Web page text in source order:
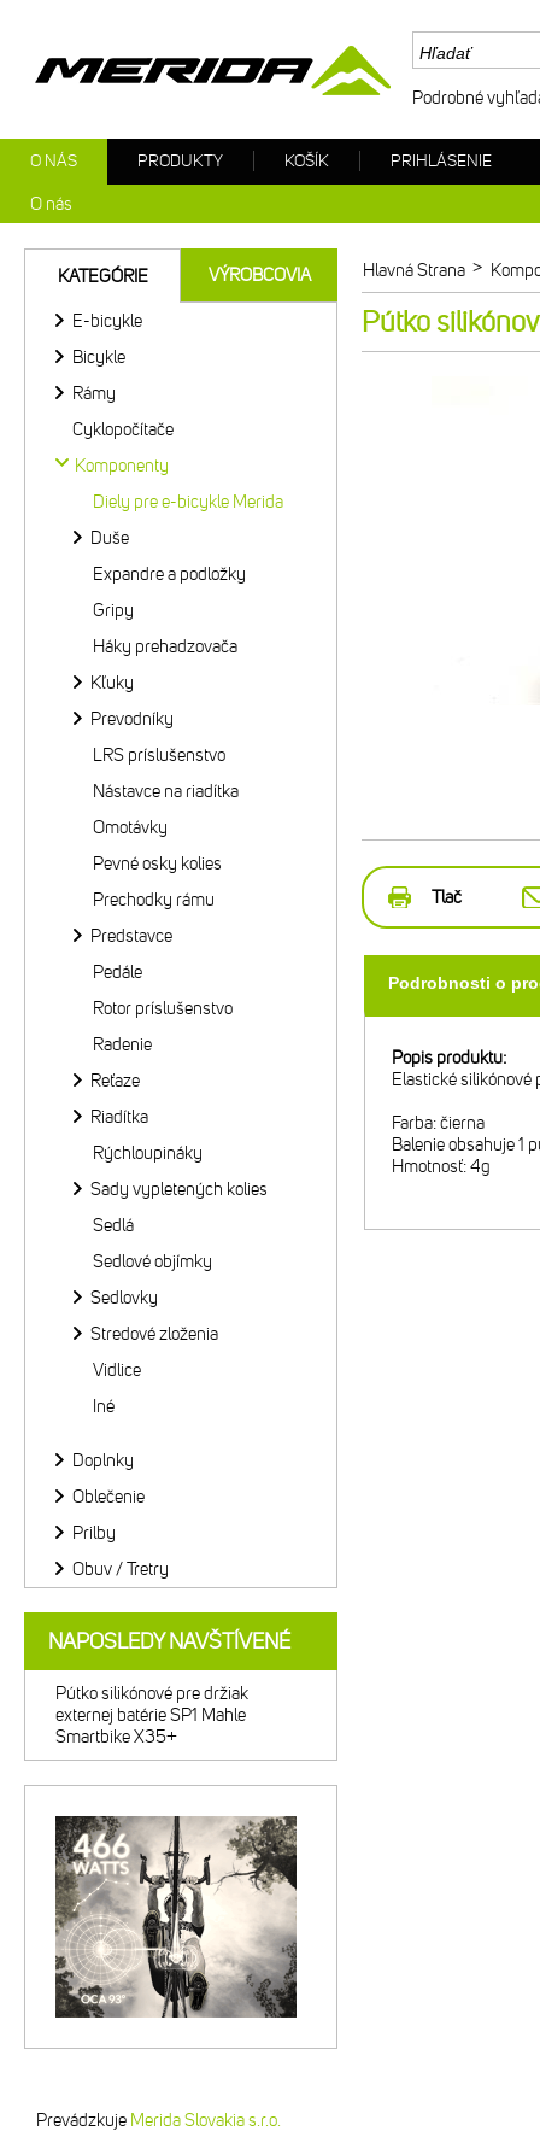
Hlavná Strana >
Pútko
Tlač
Podrobnosti o
Popis produktu:
Elastické
Farba: čierna
Balenie obsahuje 1
Hmotnosť: 4g
KATEGÓRIE VÝROBCOVIA
E-bicykle
Bicykle
Rámy
Cyklopočítače
Komponenty
Diely pre e-bicykle Merida
Duše
Expandre a podložky
Gripy
Háky prehadzovača
Kľuky
Prevodníky
LRS príslušenstvo
Nástavce na riadítka
Omotávky
Pevné osky kolies
Prechodky rámu
Predstavce
Pedále
Rotor príslušenstvo
Radenie
Reťaze
Riadítka
Rýchloupináky
Sady vypletených kolies
Sedlá
Sedlové objímky
Sedlovky
Stredové zloženia
Vidlice
Iné
Doplnky
Oblečenie
Prilby
Obuv / Tretry
NAPOSLEDY NAVŠTÍVENÉ
Pútko silikónové pre držiak
externej batérie SP1 Mahle
Smartbike X35+
Podrobné
O NÁS
O nás
PRODUKTY KOŠÍK PRIHLÁSENIE
Prevádzkuje Merida Slovakia s.r.o.